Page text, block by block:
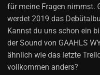
für meine Fragen nimmst.
werdet 2019 das
Kannst du uns schon ein
der Sound von GAAHLS
ähnlich wie das letzte
vollkommen anders?